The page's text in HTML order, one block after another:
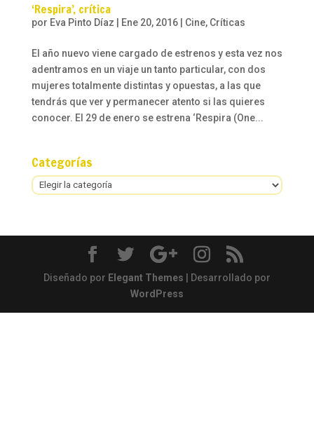
‘Respira’, crítica
por Eva Pinto Díaz Ene 20, 2016| Cine, Críticas
El año nuevo viene cargado de estrenos y esta vez nos
adentramos en un viaje un tanto particular, con dos
mujeres totalmente distintas y opuestas, a las que
tendrás que ver y permanecer atento si las quieres
conocer. El 29 de enero se estrena ‘Respira (One...
Categorías
Categorías
Diseñado por Elegant Themes | Desarrollado por
WordPress